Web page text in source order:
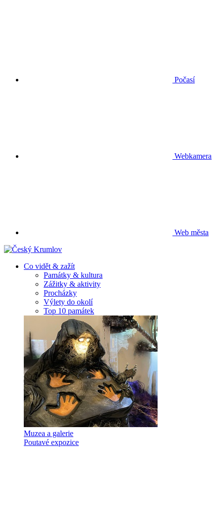
Počasí
Webkamera
Web města
Co vidět & zažít
Památky & kultura
Zážitky & aktivity
Procházky
Výlety do okolí
Top 10 památek
Muzea a galerie
Poutavé expozice